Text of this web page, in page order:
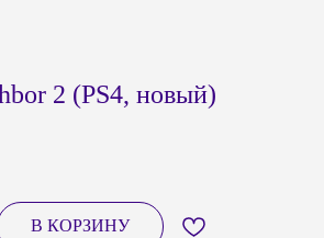
2 (PS4, новый)
В КОРЗИНУ